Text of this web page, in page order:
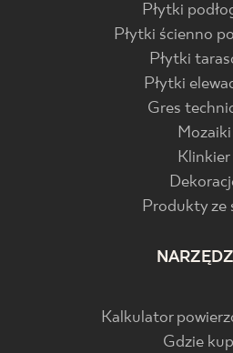
Płytki
Płytki ścienno
Płytki
Płytki
Gres
Mozaiki
Klinkier
Produkty ze
Kalkulator
Gdzie